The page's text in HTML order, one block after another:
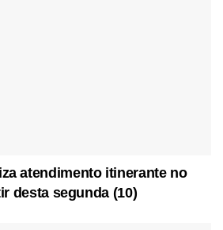
atendimento itinerante no
desta segunda (10)